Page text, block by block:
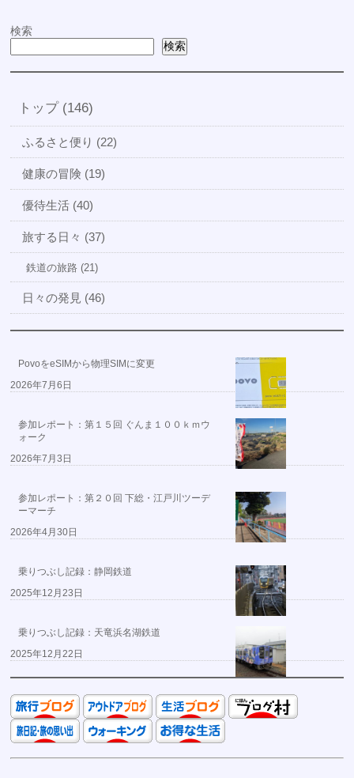
検索
検索
トップ (146)
ふるさと便り (22)
健康の冒険 (19)
優待生活 (40)
旅する日々 (37)
鉄道の旅路 (21)
日々の発見 (46)
PovoをeSIMから物理SIMに変更
2026年7月6日
参加レポート：第１５回 ぐんま１００ｋｍウ
ォーク
2026年7月3日
参加レポート：第２０回 下総・江戸川ツーデ
ーマーチ
2026年4月30日
乗りつぶし記録：静岡鉄道
2025年12月23日
乗りつぶし記録：天竜浜名湖鉄道
2025年12月22日